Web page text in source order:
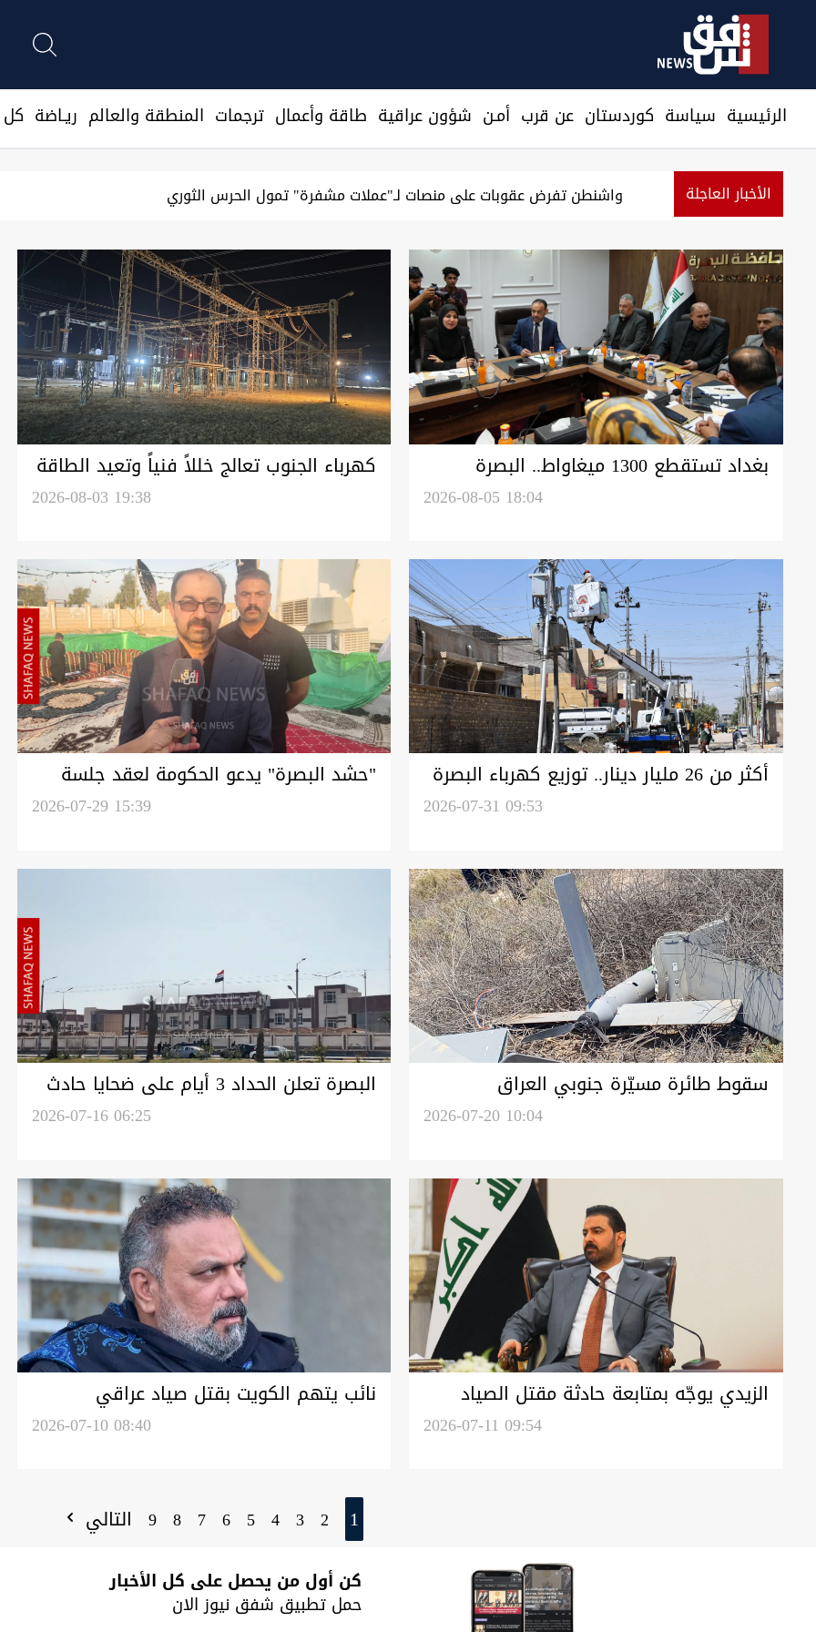
الرئيسية سیاسة كوردستان عن قرب أمـن شؤون عراقية طاقة وأعمال ترجمات المنطقة والعالم ريـاضة كل
الأخبار العاجلة
يعلن حصيلة جديدة لنتائج حصار إيران
بغداد تستقطع 1300 ميغاواط.. البصرة
ترفض خفض حصتها الكهربائية: الحرارة
2026-08-05 18:04
كهرباء الجنوب تعالج خللاً فنياً وتعيد الطاقة
لعدد من المناطق بوقت قياسي2026-08-03 19:38
أكثر من 26 مليار دينار.. توزيع كهرباء البصرة
الأعلى جباية في العراق خلال شهر واحد
2026-07-31 09:53
"حشد البصرة" يدعو الحكومة لعقد جلسة
طارئة بشأن القصف السعودي الأميركي
2026-07-29 15:39
سقوط طائرة مسيّرة جنوبي العراق
2026-07-20 10:04
البصرة تعلن الحداد 3 أيام على ضحايا حادث
2026-07-16 06:25
الزيدي يوجّه بمتابعة حادثة مقتل الصياد
العراقي وسط مطالبات نيابية وحزبية2026-07-11 09:54
نائب يتهم الكويت بقتل صياد عراقي
واعتقال آخرين بالمياه الإقليمية ويطالب
2026-07-10 08:40
1
2
3
4
5
6
7
8
9 التالي
كن أول من يحصل على كل الأخبار
حمل تطبيق شفق نيوز الان